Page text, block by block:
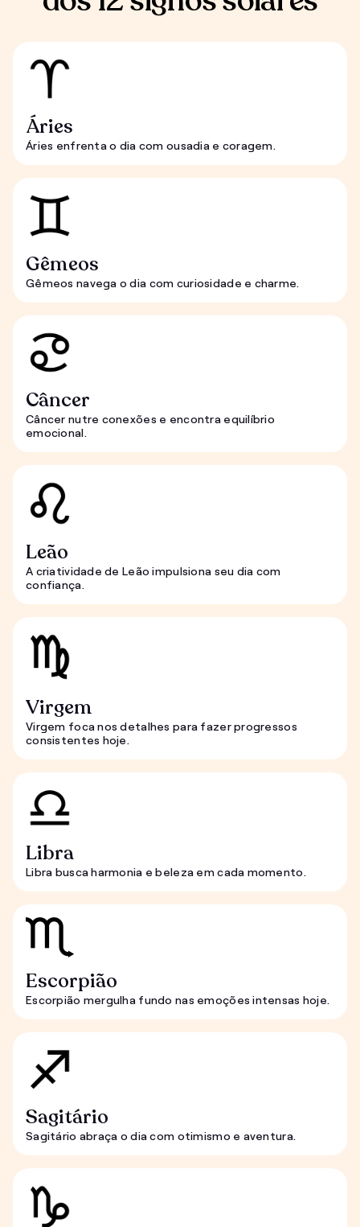
Áries
Áries enfrenta o dia com ousadia e coragem.
Gêmeos
Gêmeos navega o dia com curiosidade e charme.
Câncer
Câncer nutre conexões e encontra equilíbrio
emocional.
Leão
A criatividade de Leão impulsiona seu dia com
confiança.
Virgem
Virgem foca nos detalhes para fazer progressos
consistentes hoje.
Libra
Libra busca harmonia e beleza em cada momento.
Escorpião
Escorpião mergulha fundo nas emoções intensas hoje.
Sagitário
Sagitário abraça o dia com otimismo e aventura.